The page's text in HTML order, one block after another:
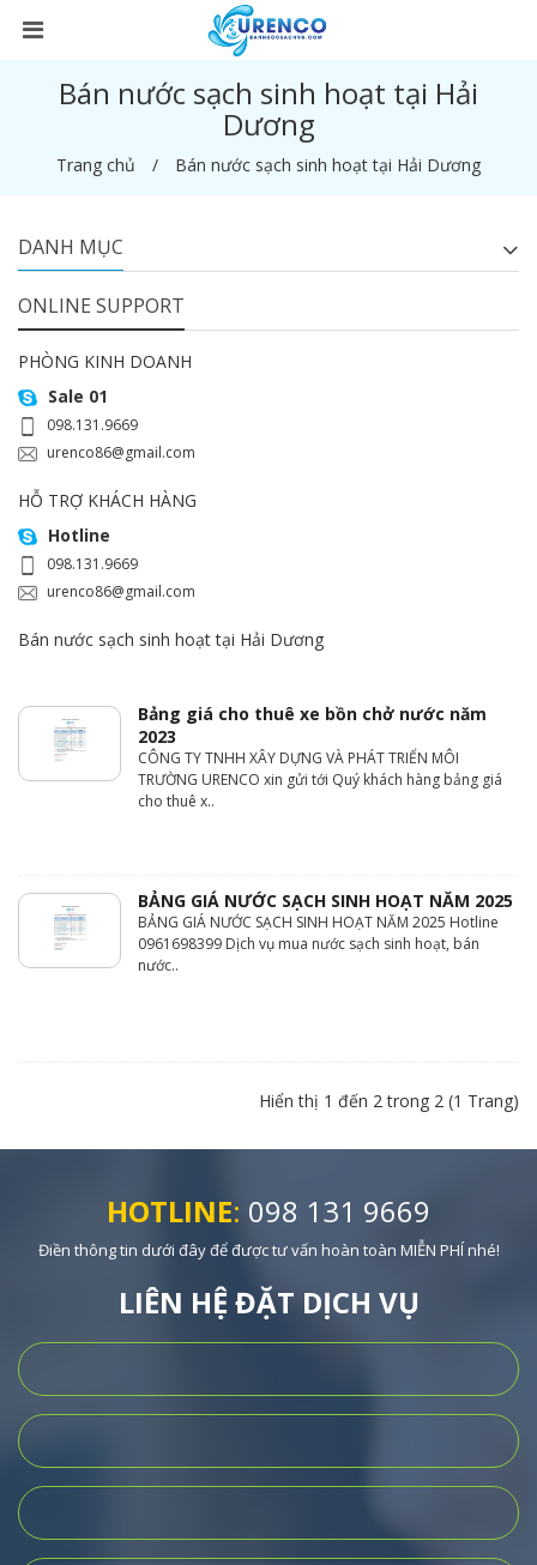
Bán nước sạch sinh hoạt tại Hải
Dương
Trang chủ Bán nước sạch sinh hoạt tại Hải Dương
DANH MỤC
ONLINE SUPPORT
PHÒNG KINH DOANH
Sale 01
098.131.9669
urenco86@gmail.com
HỖ TRỢ KHÁCH HÀNG
Hotline
098.131.9669
urenco86@gmail.com
Bán nước sạch sinh hoạt tại Hải Dương
Bảng giá cho thuê xe bồn chở nước năm
2023
CÔNG TY TNHH XÂY DỰNG VÀ PHÁT TRIỂN MÔI
TRƯỜNG URENCO xin gửi tới Quý khách hàng bảng giá
cho thuê x..
BẢNG GIÁ NƯỚC SẠCH SINH HOẠT NĂM 2025
BẢNG GIÁ NƯỚC SẠCH SINH HOẠT NĂM 2025 Hotline
0961698399 Dịch vụ mua nước sạch sinh hoạt, bán
nước..
Hiển thị 1 đến 2 trong 2 (1 Trang)
HOTLINE: 098 131 9669
Điền thông tin dưới đây để được tư vấn hoàn toàn MIỄN PHÍ nhé!
LIÊN HỆ ĐẶT DỊCH VỤ